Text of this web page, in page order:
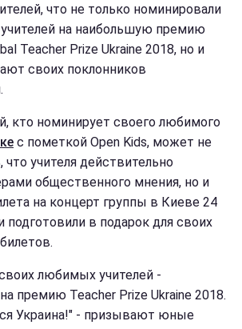
что не только номинировали
на наибольшую премию
Teacher Prize Ukraine 2018, но и
своих поклонников
кто номинирует своего любимого
с пометкой Open Kids, может не
что учителя действительно
общественного мнения, но и
на концерт группы в Киеве 24
в подарок для своих
любимых учителей -
премию Teacher Prize Ukraine 2018.
Украина!" - призывают юные